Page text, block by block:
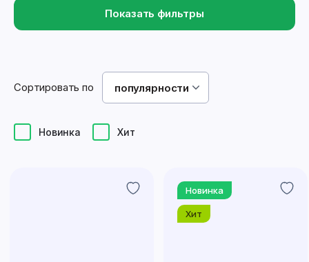
Показать фильтры
Новинка Хит
Сортировать по популярности
Новинка
Хит